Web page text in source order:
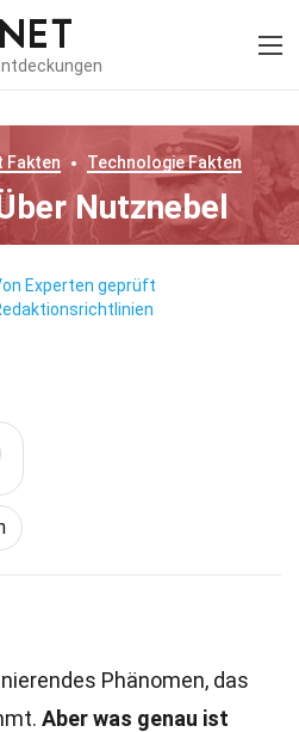
Fakten TechnologieFakten
Nutznebel
Experten geprüft
Phänomen, das
Aber was genau ist